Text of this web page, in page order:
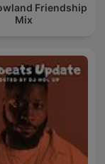
Friendship
Mix